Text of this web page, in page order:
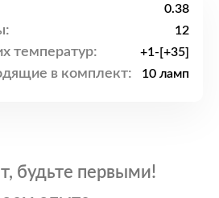
0.38
12
температур: +1-[+35]
в комплект: 10 ламп
будьте первыми!